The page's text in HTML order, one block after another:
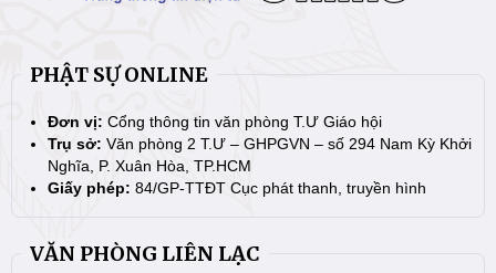
PHẬT SỰ ONLINE
Đơn vị: Cổng thông tin văn phòng T.Ư Giáo hội
Trụ sở: Văn phòng 2 T.Ư – GHPGVN – số 294 Nam Kỳ Khởi
Nghĩa, P. Xuân Hòa, TP.HCM
Giấy phép: 84/GP-TTĐT Cục phát thanh, truyền hình
VĂN PHÒNG LIÊN LẠC